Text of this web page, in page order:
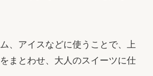
、アイスなどに使うことで、上
まとわせ、大人のスイーツに仕